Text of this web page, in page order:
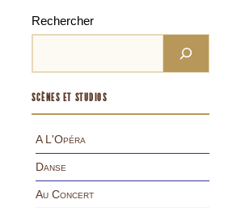
Rechercher
SCÈNES ET STUDIOS
A L'Opéra
Danse
Au Concert